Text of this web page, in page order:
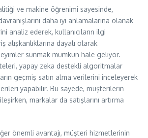
ve makine öğrenimi sayesinde,
daha iyi anlamalarına olanak
analiz ederek, kullanıcıların ilgi
alışkanlıklarına dayalı olarak
sunmak mümkün hale geliyor.
yapay zeka destekli algoritmalar
geçmiş satın alma verilerini inceleyerek
yapabilir. Bu sayede, müşterilerin
markalar da satışlarını artırma
önemli avantajı, müşteri hizmetlerinin